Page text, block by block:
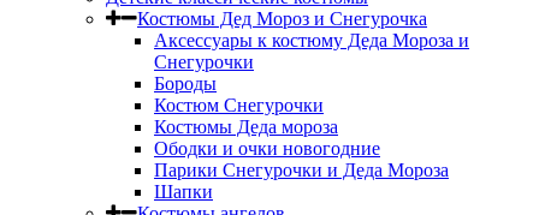
Костюмы Дед Мороз и Снегурочка
Аксессуары к костюму Деда Мороза и
Снегурочки
Бороды
Костюм Снегурочки
Костюмы Деда мороза
Ободки и очки новогодние
Парики Снегурочки и Деда Мороза
Шапки